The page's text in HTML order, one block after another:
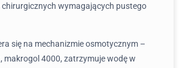
wymagających pustego
się na mechanizmie osmotycznym –
makrogol 4000, zatrzymuje wodę w